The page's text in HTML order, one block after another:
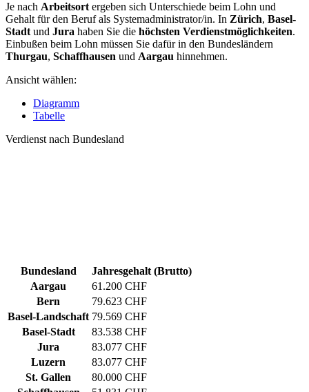
Je nach Arbeitsort ergeben sich Unterschiede beim Lohn und
Gehalt für den Beruf als Systemadministrator/in. In Zürich, Basel-
Stadt und Jura haben Sie die höchsten Verdienstmöglichkeiten.
Einbußen beim Lohn müssen Sie dafür in den Bundesländern
Thurgau, Schaffhausen und Aargau hinnehmen.
Ansicht wählen:
Diagramm
Tabelle
Verdienst nach Bundesland
Bundesland
Jahresgehalt (Brutto)
Aargau
61.200 CHF
Bern
79.623 CHF
Basel-Landschaft 79.569 CHF
Basel-Stadt
83.538 CHF
Jura
83.077 CHF
Luzern
83.077 CHF
St. Gallen
80.000 CHF